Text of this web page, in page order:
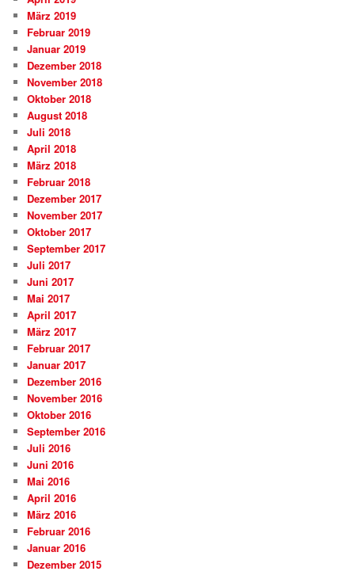
März 2019
Februar 2019
Januar 2019
Dezember 2018
November 2018
Oktober 2018
August 2018
Juli 2018
April 2018
März 2018
Februar 2018
Dezember 2017
November 2017
Oktober 2017
September 2017
Juli 2017
Juni 2017
Mai 2017
April 2017
März 2017
Februar 2017
Januar 2017
Dezember 2016
November 2016
Oktober 2016
September 2016
Juli 2016
Juni 2016
Mai 2016
April 2016
März 2016
Februar 2016
Januar 2016
Dezember 2015